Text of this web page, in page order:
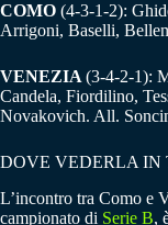
COMO (4-3-1-2):
Arrigoni, Baselli,
VENEZIA (3-4-2-1):
Candela, Fiordilino,
Novakovich. All.
DOVE VEDERLA IN
L’incontro tra Como e
campionato di Serie B,